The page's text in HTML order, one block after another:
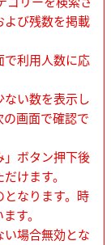
よび残数を掲載
で利用人数に応
い数を表示し
画面で確認で
」ボタン押下後
けます。
となります。時
す。
い場合無効とな